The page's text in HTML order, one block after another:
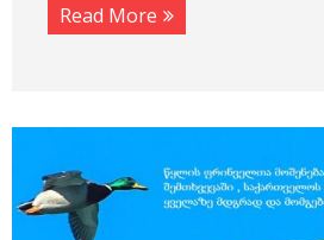
Read More